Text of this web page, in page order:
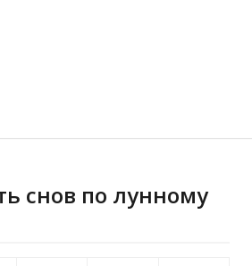
снов по лунному